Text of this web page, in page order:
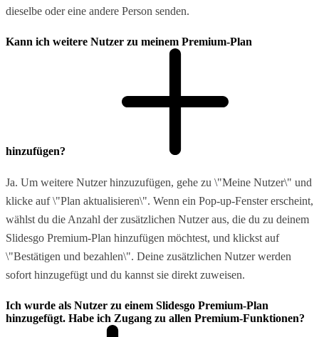
dieselbe oder eine andere Person senden.
Kann ich weitere Nutzer zu meinem Premium-Plan
hinzufügen?
Ja. Um weitere Nutzer hinzuzufügen, gehe zu \"Meine Nutzer\" und
klicke auf \"Plan aktualisieren\". Wenn ein Pop-up-Fenster erscheint,
wählst du die Anzahl der zusätzlichen Nutzer aus, die du zu deinem
Slidesgo Premium-Plan hinzufügen möchtest, und klickst auf
\"Bestätigen und bezahlen\". Deine zusätzlichen Nutzer werden
sofort hinzugefügt und du kannst sie direkt zuweisen.
Ich wurde als Nutzer zu einem Slidesgo Premium-Plan
hinzugefügt. Habe ich Zugang zu allen Premium-Funktionen?